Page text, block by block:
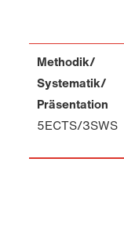
Methodik/
Systematik/
Präsentation
5ECTS/3SWS